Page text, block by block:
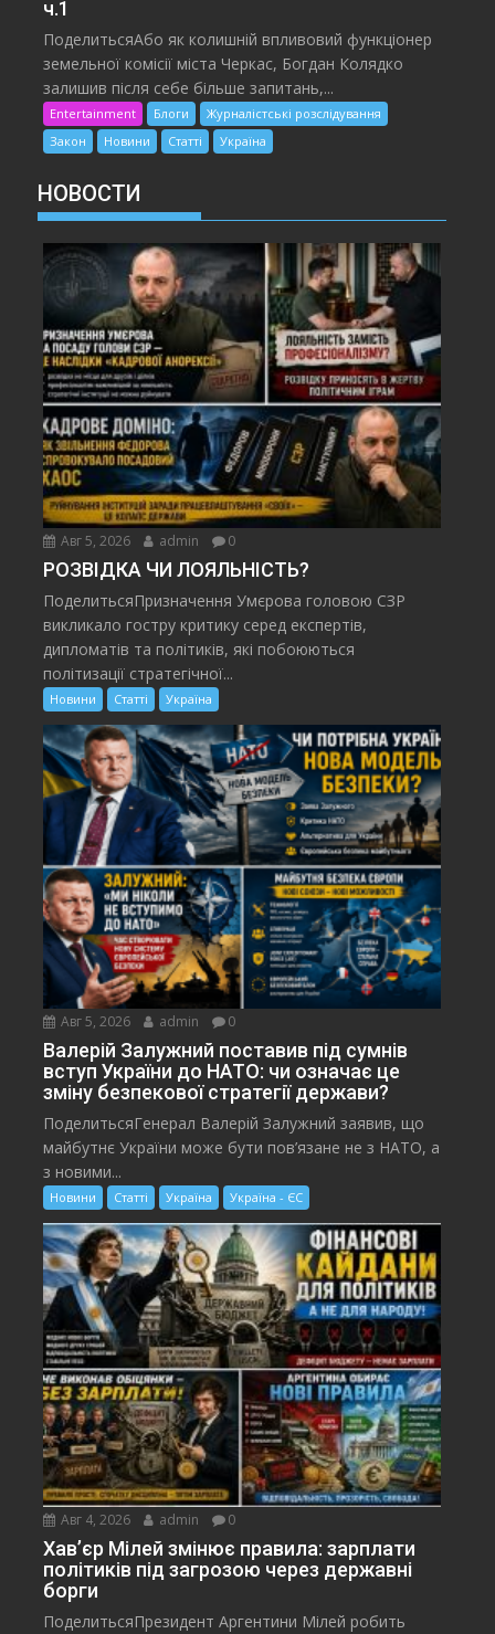
ч.1
ПоделитьсяАбо як колишній впливовий функціонер
земельної комісії міста Черкас, Богдан Колядко
залишив після себе більше запитань,...
Entertainment Блоги
Журналістські розслідування
Закон
Новини Статті Україна
НОВОСТИ
Авг 5, 2026 admin 0
РОЗВІДКА ЧИ ЛОЯЛЬНІСТЬ?
ПоделитьсяПризначення Умєрова головою СЗР
викликало гостру критику серед експертів,
дипломатів та політиків, які побоюються
політизації стратегічної...
Новини Статті Україна
Авг 5, 2026 admin 0
Валерій Залужний поставив під сумнів
вступ України до НАТО: чи означає це
зміну безпекової стратегії держави?
ПоделитьсяГенерал Валерій Залужний заявив, що
майбутнє України може бути пов’язане не з НАТО, а
з новими...
Новини Статті Україна Україна - ЄС
Авг 4, 2026 admin 0
Хав’єр Мілей змінює правила: зарплати
політиків під загрозою через державні
борги
ПоделитьсяПрезидент Аргентини Мілей робить